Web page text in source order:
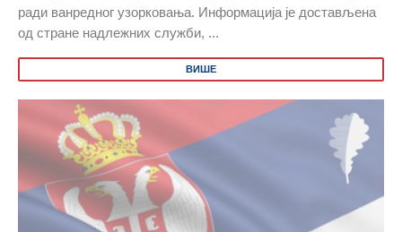
ради ванредног узорковања. Информација је достављена
од стране надлежних служби, ...
ВИШЕ